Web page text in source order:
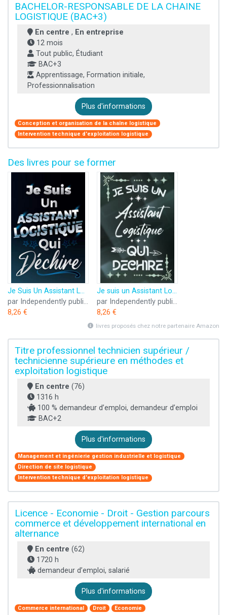
BACHELOR-RESPONSABLE DE LA CHAINE
LOGISTIQUE (BAC+3)
En centre , En entreprise
12 mois
Tout public, Étudiant
BAC+3
Apprentissage, Formation initiale,
Professionnalisation
Plus d'informations
Conception et organisation de la chaîne logistique
Intervention technique d'exploitation logistique
Des livres pour se former
Je Suis Un Assistant Logistique Qui Déchire: Idée Original Cadeau rigolo pour Assistant / Technicien - Carnet De Notes Ligné Drôle Pour Homme, ... Saint Valentin, Fête des pères, Fin d'année
par Independently published
8,26 €
Je suis un Assistant Logistique qui déchire: Carnet de notes ligné pour homme Idée Cadeau personnalisé original vert joli rigolo drôle pour papa ... proche nouveau ami fête ou encouragement
par Independently published
8,26 €
livres proposés chez notre partenaire Amazon
Titre professionnel technicien supérieur /
technicienne supérieure en méthodes et
exploitation logistique
En centre (76)
1316 h
100 % demandeur d’emploi, demandeur d’emploi
BAC+2
Plus d'informations
Management et ingénierie gestion industrielle et logistique
Direction de site logistique
Intervention technique d'exploitation logistique
Licence - Economie - Droit - Gestion parcours
commerce et développement international en
alternance
En centre (62)
1720 h
demandeur d’emploi, salarié
Plus d'informations
Commerce international Droit Economie